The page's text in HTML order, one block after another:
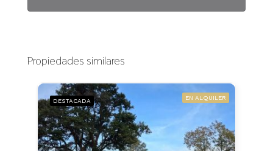
Propiedades similares
DESTACADA EN ALQUILER